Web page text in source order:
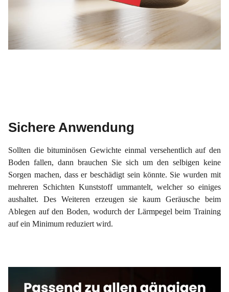
Sichere Anwendung
Sollten die bituminösen Gewichte einmal versehentlich auf den
Boden fallen, dann brauchen Sie sich um den selbigen keine
Sorgen machen, dass er beschädigt sein könnte. Sie wurden mit
mehreren Schichten Kunststoff ummantelt, welcher so einiges
aushaltet. Des Weiteren erzeugen sie kaum Geräusche beim
Ablegen auf den Boden, wodurch der Lärmpegel beim Training
auf ein Minimum reduziert wird.